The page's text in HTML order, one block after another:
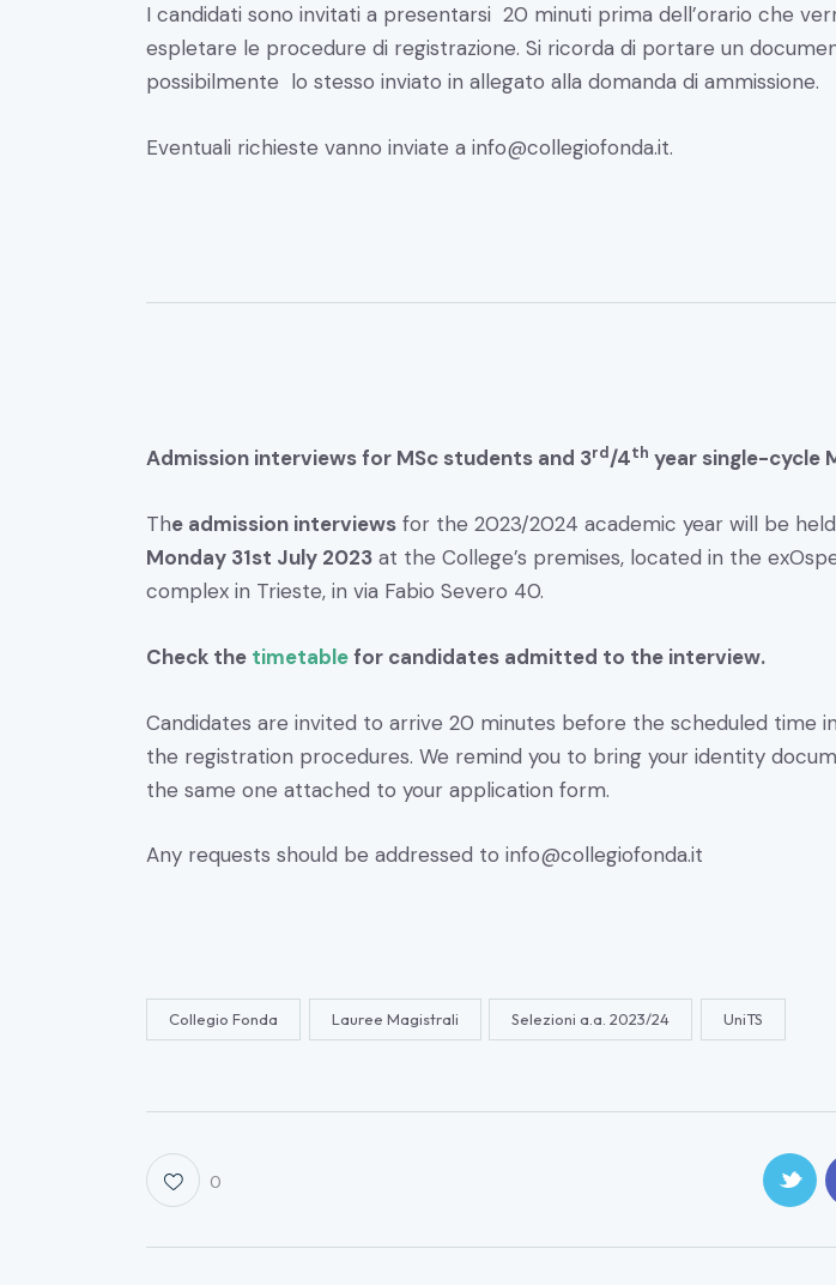
I candidati sono invitati a presentarsi 20 minuti prima dell’orario che
espletare le procedure di registrazione. Si ricorda di portare un
possibilmente lo stesso inviato in allegato alla domanda di ammissione.
Eventuali richieste vanno inviate a info@collegiofonda.it.
Admission interviews for MSc students and 3rd/4th year single-cycle
The admission interviews for the 2023/2024 academic year will be
Monday 31st July 2023 at the College’s premises, located in the
complex in Trieste, in via Fabio Severo 40.
Check the timetablefor candidates admitted to the interview.
Candidates are invited to arrive 20 minutes before the scheduled time
the registration procedures. We remind you to bring your identity
the same one attached to your application form.
Any requests should be addressed to info@collegiofonda.it
Collegio Fonda Lauree Magistrali Selezioni a.a. 2023/24 UniTS
0